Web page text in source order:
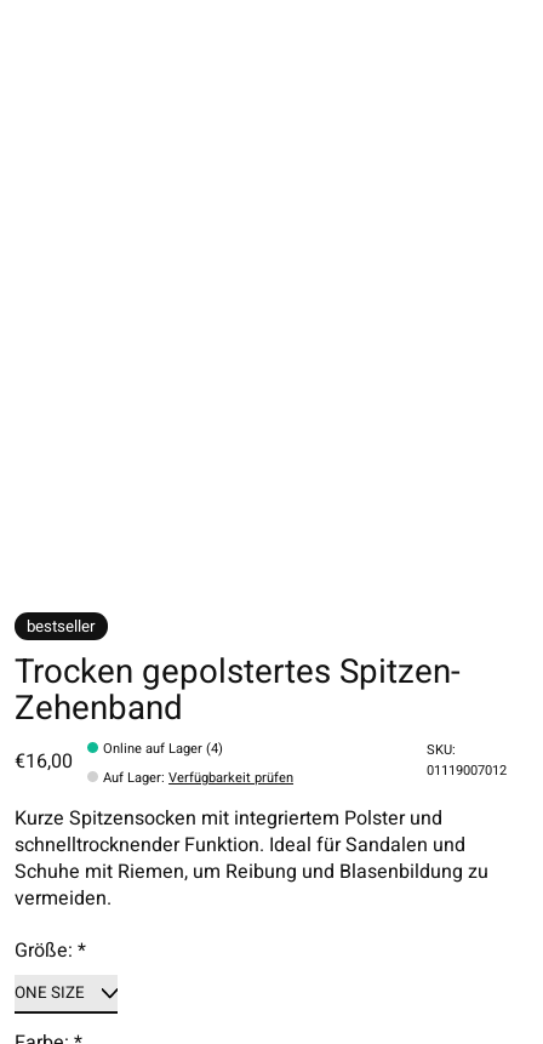
bestseller
Trocken gepolstertes Spitzen-
Zehenband
€16,00
Online auf Lager (4)
Auf Lager:Verfügbarkeit prüfen
SKU:
01119007012
Kurze Spitzensocken mit integriertem Polster und
schnelltrocknender Funktion. Ideal für Sandalen und
Schuhe mit Riemen, um Reibung und Blasenbildung zu
vermeiden.
Größe: *